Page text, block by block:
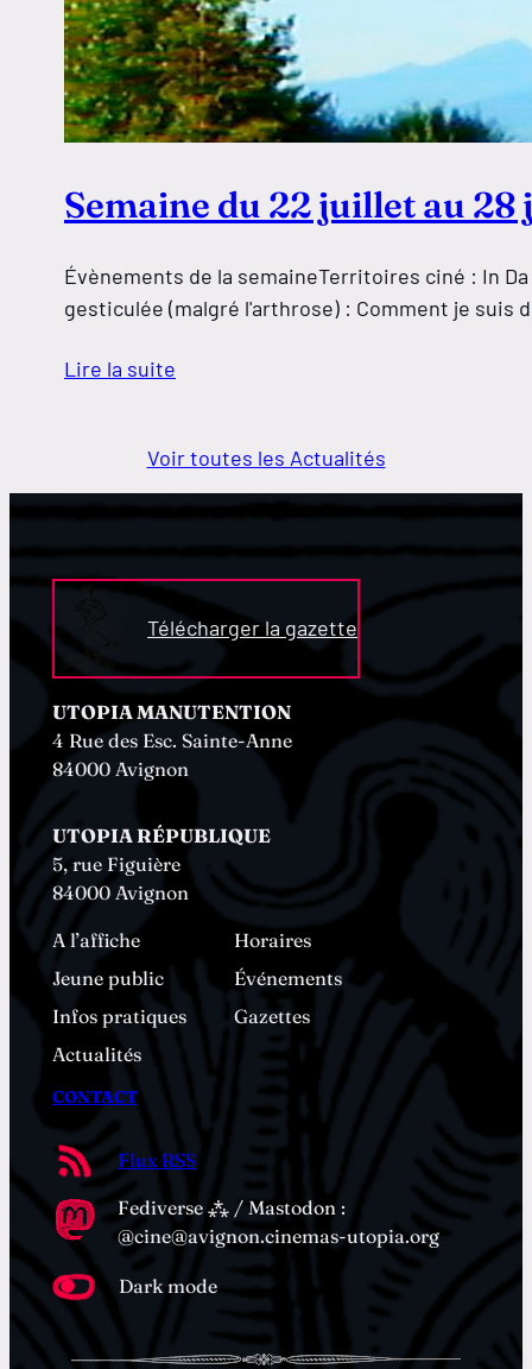
Semaine du 22 juillet au
Évènements de la semaineTerritoires ciné : In
gesticulée (malgré l'arthrose) : Comment je suis
Lire la suite
Voir toutes les Actualités
Télécharger la gazette
UTOPIA MANUTENTION
4 Rue des Esc. Sainte-Anne
84000 Avignon
UTOPIA RÉPUBLIQUE
5, rue Figuière
84000 Avignon
A l’affiche
Horaires
Jeune public
Événements
Infos pratiques
Gazettes
Actualités
CONTACT
Flux RSS
Fediverse ⁂ / Mastodon :
@cine@avignon.cinemas-utopia.org
Dark mode